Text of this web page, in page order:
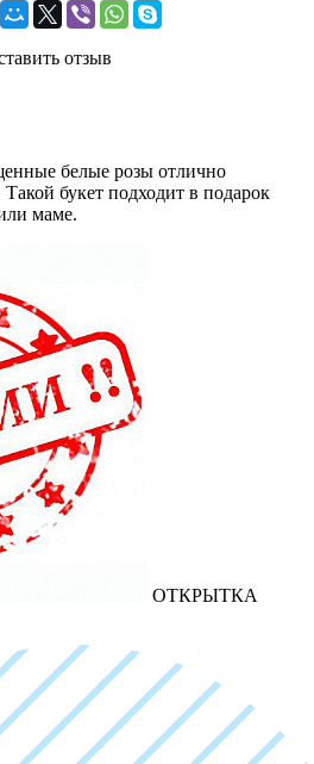
отзыв
белые розы отлично
Такой букет подходит в подарок
маме.
ОТКРЫТКА